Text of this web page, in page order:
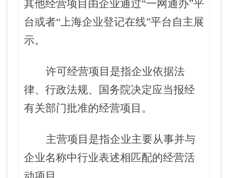
其他经营项目由企业通过“一网通办”平
台或者“上海企业登记在线”平台自主展
示。
许可经营项目是指企业依据法
律、行政法规、国务院决定应当报经
有关部门批准的经营项目。
主营项目是指企业主要从事并与
企业名称中行业表述相匹配的经营活